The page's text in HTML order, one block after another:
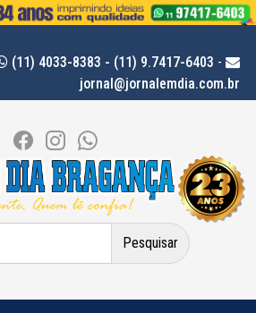
(11) 4033-8383 - (11) 9.7417-6403 -
jornal@jornalemdia.com.br